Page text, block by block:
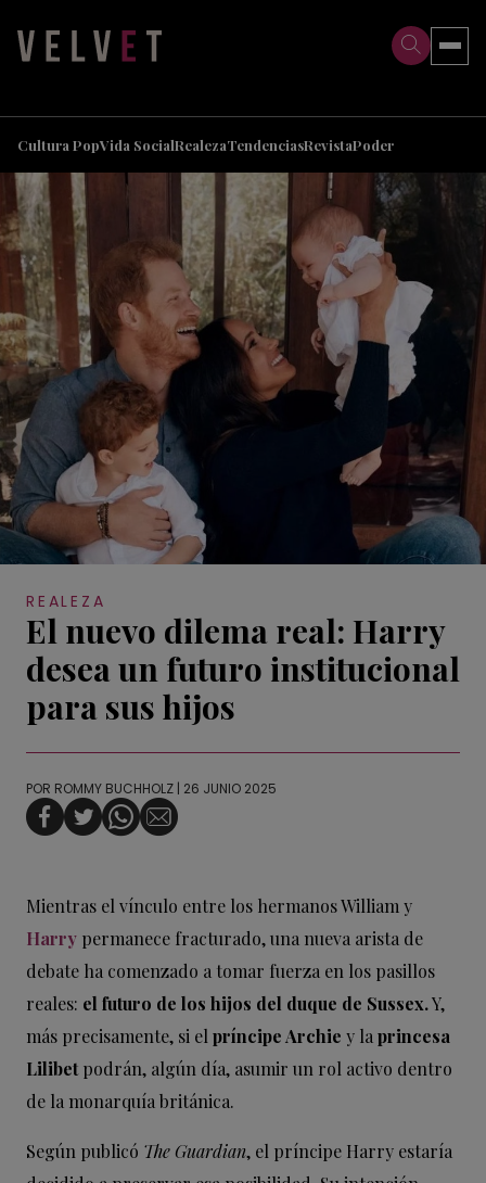
Cultura PopVida SocialRealezaTendenciasRevistaPoder
REALEZA
El nuevo dilema real: Harry
desea un futuro institucional
para sus hijos
POR ROMMY BUCHHOLZ | 26 JUNIO 2025
Mientras el vínculo entre los hermanos William y
Harry permanece fracturado, una nueva arista de
debate ha comenzado a tomar fuerza en los pasillos
reales: el futuro de los hijos del duque de Sussex.Y,
más precisamente, si el príncipe Archie y la princesa
Lilibetpodrán, algún día, asumir un rol activo dentro
de la monarquía británica.
Según publicó The Guardian, el príncipe Harry estaría